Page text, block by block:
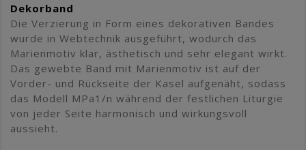
Dekorband
Die Verzierung in Form eines dekorativen Bandes
wurde in Webtechnik ausgeführt, wodurch das
Marienmotiv klar, ästhetisch und sehr elegant wirkt.
Das gewebte Band mit Marienmotiv ist auf der
Vorder- und Rückseite der Kasel aufgenäht, sodass
das Modell MPa1/n während der festlichen Liturgie
von jeder Seite harmonisch und wirkungsvoll
aussieht.